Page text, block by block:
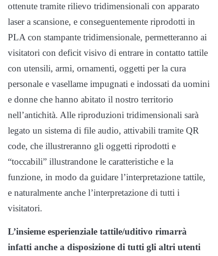
ottenute tramite rilievo tridimensionali con apparato
laser a scansione, e conseguentemente riprodotti in
PLA con stampante tridimensionale, permetteranno ai
visitatori con deficit visivo di entrare in contatto tattile
con utensili, armi, ornamenti, oggetti per la cura
personale e vasellame impugnati e indossati da uomini
e donne che hanno abitato il nostro territorio
nell’antichità. Alle riproduzioni tridimensionali sarà
legato un sistema di file audio, attivabili tramite QR
code, che illustreranno gli oggetti riprodotti e
“toccabili” illustrandone le caratteristiche e la
funzione, in modo da guidare l’interpretazione tattile,
e naturalmente anche l’interpretazione di tutti i
visitatori.
L’insieme esperienziale tattile/uditivo rimarrà
infatti anche a disposizione di tutti gli altri utenti